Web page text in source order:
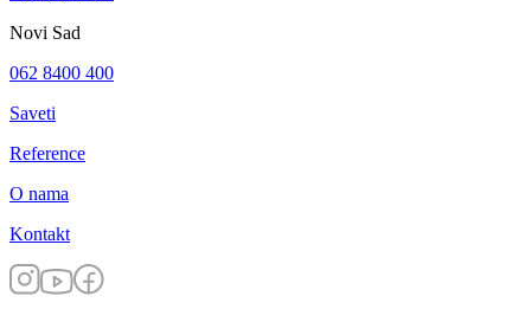
Novi Sad
062 8400 400
Saveti
Reference
O nama
Kontakt